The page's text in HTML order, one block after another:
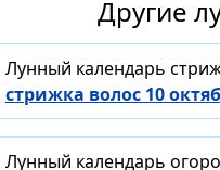
Другие
Лунный календарь
стрижка волос 10
Лунный календарь